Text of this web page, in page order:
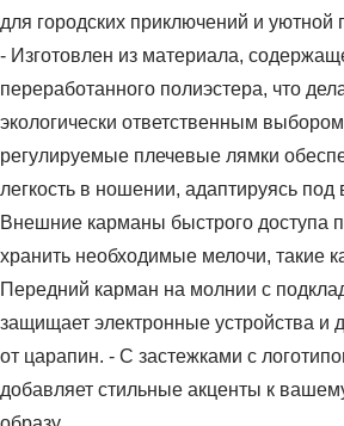
для городских приключений и уютной
- Изготовлен из материала,
переработанного полиэстера, что
экологически ответственным
регулируемые плечевые лямки
легкость в ношении, адаптируясь
Внешние карманы быстрого доступа
хранить необходимые мелочи, такие
Передний карман на молнии с
защищает электронные устройства и
от царапин. - С застежками с
добавляет стильные акценты к